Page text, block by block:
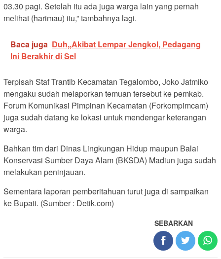
03.30 pagi. Setelah itu ada juga warga lain yang pernah
melihat (harimau) itu,” tambahnya lagi.
Baca juga Duh,,Akibat Lempar Jengkol, Pedagang
Ini Berakhir di Sel
Terpisah Staf Trantib Kecamatan Tegalombo, Joko Jatmiko
mengaku sudah melaporkan temuan tersebut ke pemkab.
Forum Komunikasi Pimpinan Kecamatan (Forkompimcam)
juga sudah datang ke lokasi untuk mendengar keterangan
warga.
Bahkan tim dari Dinas Lingkungan Hidup maupun Balai
Konservasi Sumber Daya Alam (BKSDA) Madiun juga sudah
melakukan peninjauan.
Sementara laporan pemberitahuan turut juga di sampaikan
ke Bupati. (Sumber : Detik.com)
SEBARKAN